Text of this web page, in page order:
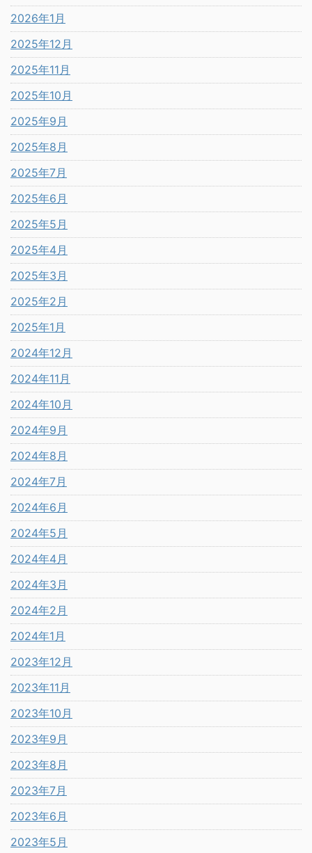
2026年1月
2025年12月
2025年11月
2025年10月
2025年9月
2025年8月
2025年7月
2025年6月
2025年5月
2025年4月
2025年3月
2025年2月
2025年1月
2024年12月
2024年11月
2024年10月
2024年9月
2024年8月
2024年7月
2024年6月
2024年5月
2024年4月
2024年3月
2024年2月
2024年1月
2023年12月
2023年11月
2023年10月
2023年9月
2023年8月
2023年7月
2023年6月
2023年5月